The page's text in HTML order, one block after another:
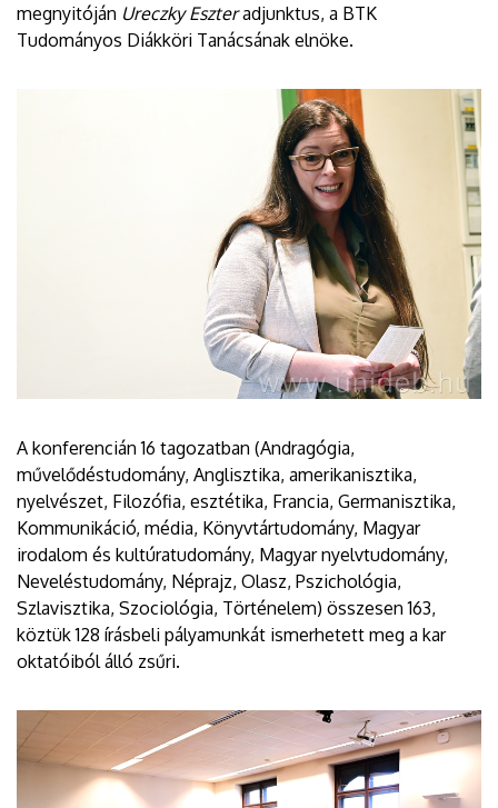
megnyitóján Ureczky Eszteradjunktus, a BTK
Tudományos Diákköri Tanácsának elnöke.
A konferencián 16 tagozatban (Andragógia,
művelődéstudomány, Anglisztika, amerikanisztika,
nyelvészet, Filozófia, esztétika, Francia, Germanisztika,
Kommunikáció, média, Könyvtártudomány, Magyar
irodalom és kultúratudomány, Magyar nyelvtudomány,
Neveléstudomány, Néprajz, Olasz, Pszichológia,
Szlavisztika, Szociológia, Történelem) összesen 163,
köztük 128 írásbeli pályamunkát ismerhetett meg a kar
oktatóiból álló zsűri.